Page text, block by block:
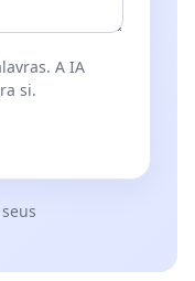
A IA
si.